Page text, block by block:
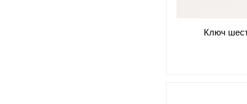
Ключ